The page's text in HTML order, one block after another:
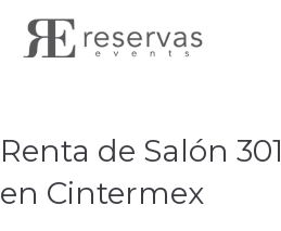
Renta de Salón 301
en Cintermex